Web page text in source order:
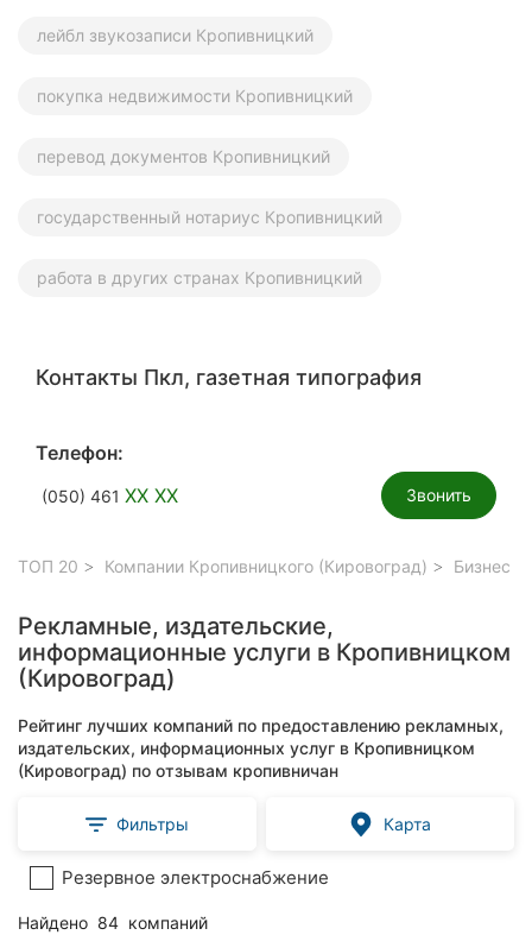
лейбл звукозаписи Кропивницкий
покупка недвижимости Кропивницкий
перевод документов Кропивницкий
государственный нотариус Кропивницкий
работа в других странах Кропивницкий
Контакты Пкл, газетная типография
Телефон:
(050) 461 XX XX Звонить
ТОП 20 Компании Кропивницкого (Кировоград) Бизнес
Рекламные, издательские,
информационные услуги в Кропивницком
(Кировоград)
Рейтинг лучших компаний по предоставлению рекламных,
издательских, информационных услуг в Кропивницком
(Кировоград) по отзывам кропивничан
Фильтры Карта
Резервное электроснабжение
Найдено 84 компаний